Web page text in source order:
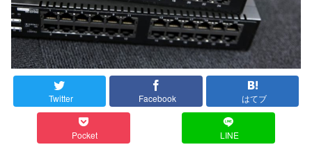
Twitter Facebook はてブ
Pocket LINE